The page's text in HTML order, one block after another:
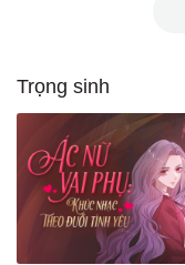
Trọng sinh